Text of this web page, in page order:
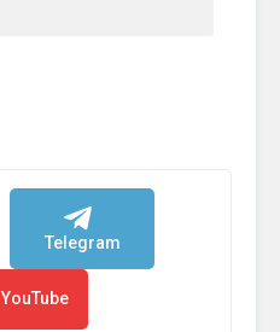
Telegram
YouTube